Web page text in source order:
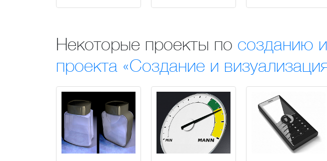
Некоторые проекты по созданию
проекта «Создание и